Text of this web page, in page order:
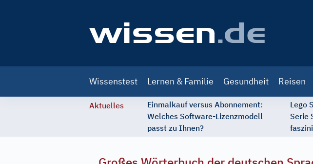
navigation
Wissenstest Lernen & Familie Gesundheit Reisen
Aktuelles
Einmalkauf versus Abonnement:
Welches Software-Lizenzmodell
passt zu Ihnen?
Lego
Serie